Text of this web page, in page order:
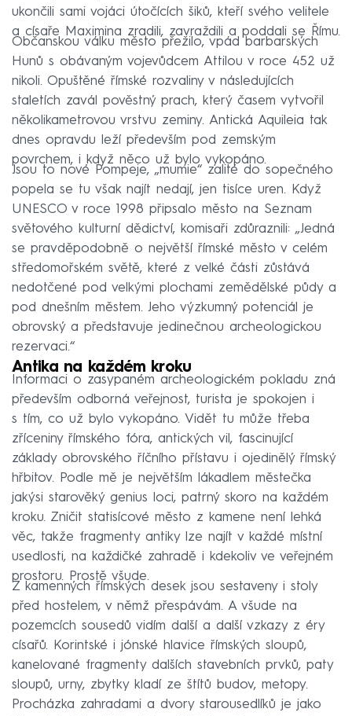
ukončili sami vojáci útočících šiků, kteří svého velitele
a císaře Maximina zradili, zavraždili a poddali se Římu.
Občanskou válku město přežilo, vpád barbarských
Hunů s obávaným vojevůdcem Attilou v roce 452 už
nikoli. Opuštěné římské rozvaliny v následujících
staletích zavál pověstný prach, který časem vytvořil
několikametrovou vrstvu zeminy. Antická Aquileia tak
dnes opravdu leží především pod zemským
povrchem, i když něco už bylo vykopáno.
Jsou to nové Pompeje, „mumie“ zalité do sopečného
popela se tu však najít nedají, jen tisíce uren. Když
UNESCO v roce 1998 připsalo město na Seznam
světového kulturní dědictví, komisaři zdůraznili: „Jedná
se pravděpodobně o největší římské město v celém
středomořském světě, které z velké části zůstává
nedotčené pod velkými plochami zemědělské půdy a
pod dnešním městem. Jeho výzkumný potenciál je
obrovský a představuje jedinečnou archeologickou
rezervaci.“
Antika na každém kroku
Informaci o zasypaném archeologickém pokladu zná
především odborná veřejnost, turista je spokojen i
s tím, co už bylo vykopáno. Vidět tu může třeba
zříceniny římského fóra, antických vil, fascinující
základy obrovského říčního přístavu i ojedinělý římský
hřbitov. Podle mě je největším lákadlem městečka
jakýsi starověký genius loci, patrný skoro na každém
kroku. Zničit statisícové město z kamene není lehká
věc, takže fragmenty antiky lze najít v každé místní
usedlosti, na každičké zahradě i kdekoliv ve veřejném
prostoru. Prostě všude.
Z kamenných římských desek jsou sestaveny i stoly
před hostelem, v němž přespávám. A všude na
pozemcích sousedů vidím další a další vzkazy z éry
císařů. Korintské i jónské hlavice římských sloupů,
kanelované fragmenty dalších stavebních prvků, paty
sloupů, urny, zbytky kladí ze štítů budov, metopy.
Procházka zahradami a dvory starousedlíků je jako